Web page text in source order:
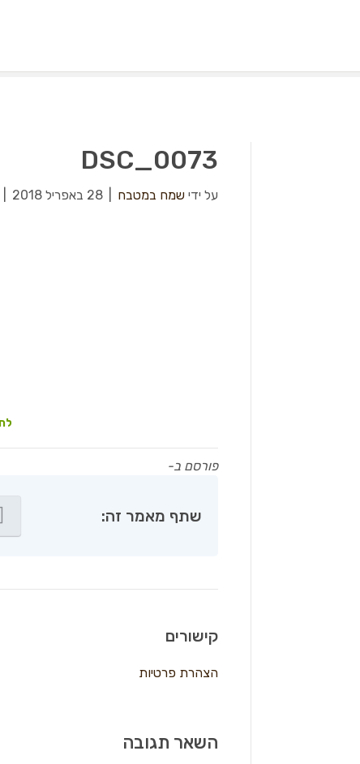
DSC_0073
על ידי שמח במטבח 28 באפריל 2018
פורסם ב-
שתף מאמר זה:
קישורים
הצהרת פרטיות
השאר תגובה